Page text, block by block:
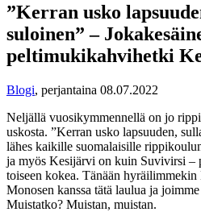
”Kerran usko
suloinen” –
peltimukikahvihetki
Blogi, perjantaina 08.07.2022
Neljällä vuosikymmennellä on jo
uskosta. ”Kerran usko lapsuuden,
lähes kaikille suomalaisille
ja myös Kesijärvi on kuin Suvivirsi –
toiseen kokea. Tänään
Monosen kanssa tätä laulua ja
Muistatko? Muistan, muistan.